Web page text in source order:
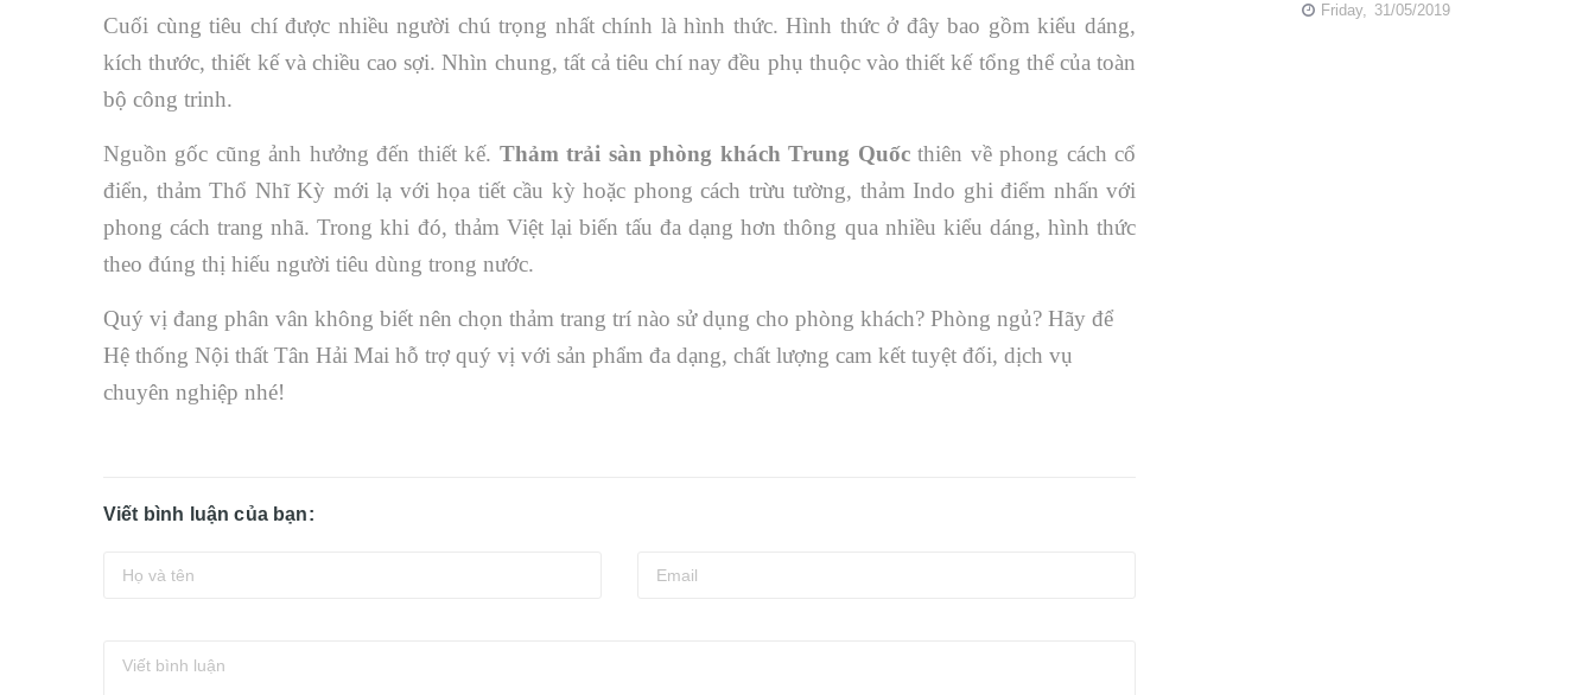
Cuối cùng tiêu chí được nhiều người chú trọng nhất chính là hình thức. Hình thức ở đây bao gồm kiểu dáng,
kích thước, thiết kế và chiều cao sợi. Nhìn chung, tất cả tiêu chí nay đều phụ thuộc vào thiết kế tổng thể của toàn
bộ công trinh.
Nguồn gốc cũng ảnh hưởng đến thiết kế. Thảm trải sàn phòng khách Trung Quốcthiên về phong cách cổ
điển, thảm Thổ Nhĩ Kỳ mới lạ với họa tiết cầu kỳ hoặc phong cách trừu tường, thảm Indo ghi điểm nhấn với
phong cách trang nhã. Trong khi đó, thảm Việt lại biến tấu đa dạng hơn thông qua nhiều kiểu dáng, hình thức
theo đúng thị hiếu người tiêu dùng trong nước.
Quý vị đang phân vân không biết nên chọn thảm trang trí nào sử dụng cho phòng khách? Phòng ngủ? Hãy để
Hệ thống Nội thất Tân Hải Mai hỗ trợ quý vị với sản phẩm đa dạng, chất lượng cam kết tuyệt đối, dịch vụ
chuyên nghiệp nhé!
Viết bình luận của bạn:
Friday, 31/05/2019